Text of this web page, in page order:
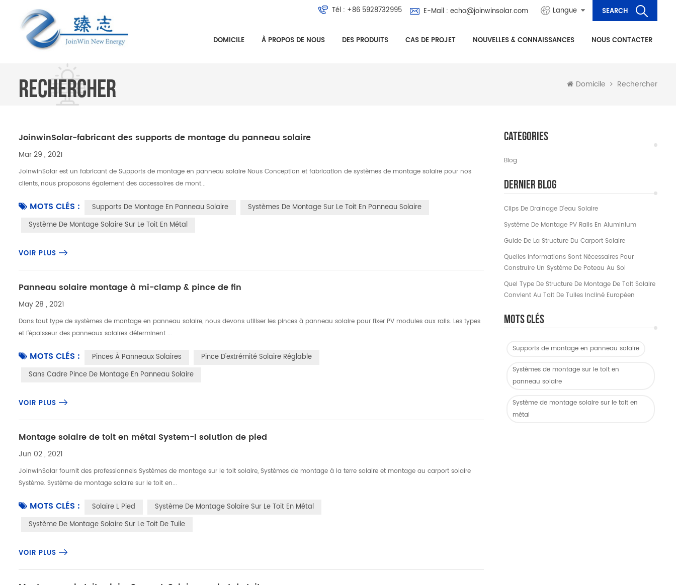
Langue
Tél : +86 5928732995 E-Mail : echo@joinwinsolar.com
DOMICILE À PROPOS DE NOUS DES PRODUITS CAS DE PROJET NOUVELLES & CONNAISSANCES NOUS CONTACTER
RECHERCHER Domicile Rechercher
Catégories
Blog
Dernier Blog
Clips De Drainage D'eau Solaire
Système De Montage PV Rails En Aluminium
Guide De La Structure Du Carport Solaire
Quelles Informations Sont Nécessaires Pour
Construire Un Système De Poteau Au Sol
Quel Type De Structure De Montage De Toit Solaire
Convient Au Toit De Tuiles Incliné Européen
Mots Clés
Supports de montage en panneau solaire
Systèmes de montage sur le toit en
panneau solaire
Système de montage solaire sur le toit en
métal
JoinwinSolar-fabricant des supports de montage du panneau solaire
Mar 29 , 2021
JoinwinSolar est un fabricant de Supports de montage en panneau solaire Nous Conception et fabrication de systèmes de montage solaire pour nos
clients, nous proposons également des accessoires de mont...
MOTS CLÉS : Supports De Montage En Panneau Solaire
Systèmes De Montage Sur Le Toit En Panneau Solaire
Système De Montage Solaire Sur Le Toit En Métal
VOIR PLUS
Panneau solaire montage à mi-clamp & pince de fin
May 28 , 2021
Dans tout type de systèmes de montage en panneau solaire, nous devons utiliser les pinces à panneau solaire pour fixer PV modules aux rails. Les types
et l'épaisseur des panneaux solaires déterminent ...
MOTS CLÉS : Pinces À Panneaux Solaires
Pince D'extrémité Solaire Réglable
Sans Cadre Pince De Montage En Panneau Solaire
VOIR PLUS
Montage solaire de toit en métal System-l solution de pied
Jun 02 , 2021
JoinwinSolar fournit des professionnels Systèmes de montage sur le toit solaire, Systèmes de montage à la terre solaire et montage au carport solaire
Système. Système de montage solaire sur le toit en...
MOTS CLÉS : Solaire L Pied
Système De Montage Solaire Sur Le Toit En Métal
Système De Montage Solaire Sur Le Toit De Tuile
VOIR PLUS